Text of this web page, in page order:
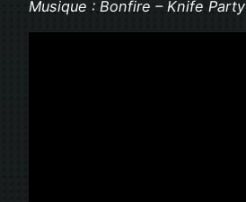
Musique : Bonfire – Knife Party